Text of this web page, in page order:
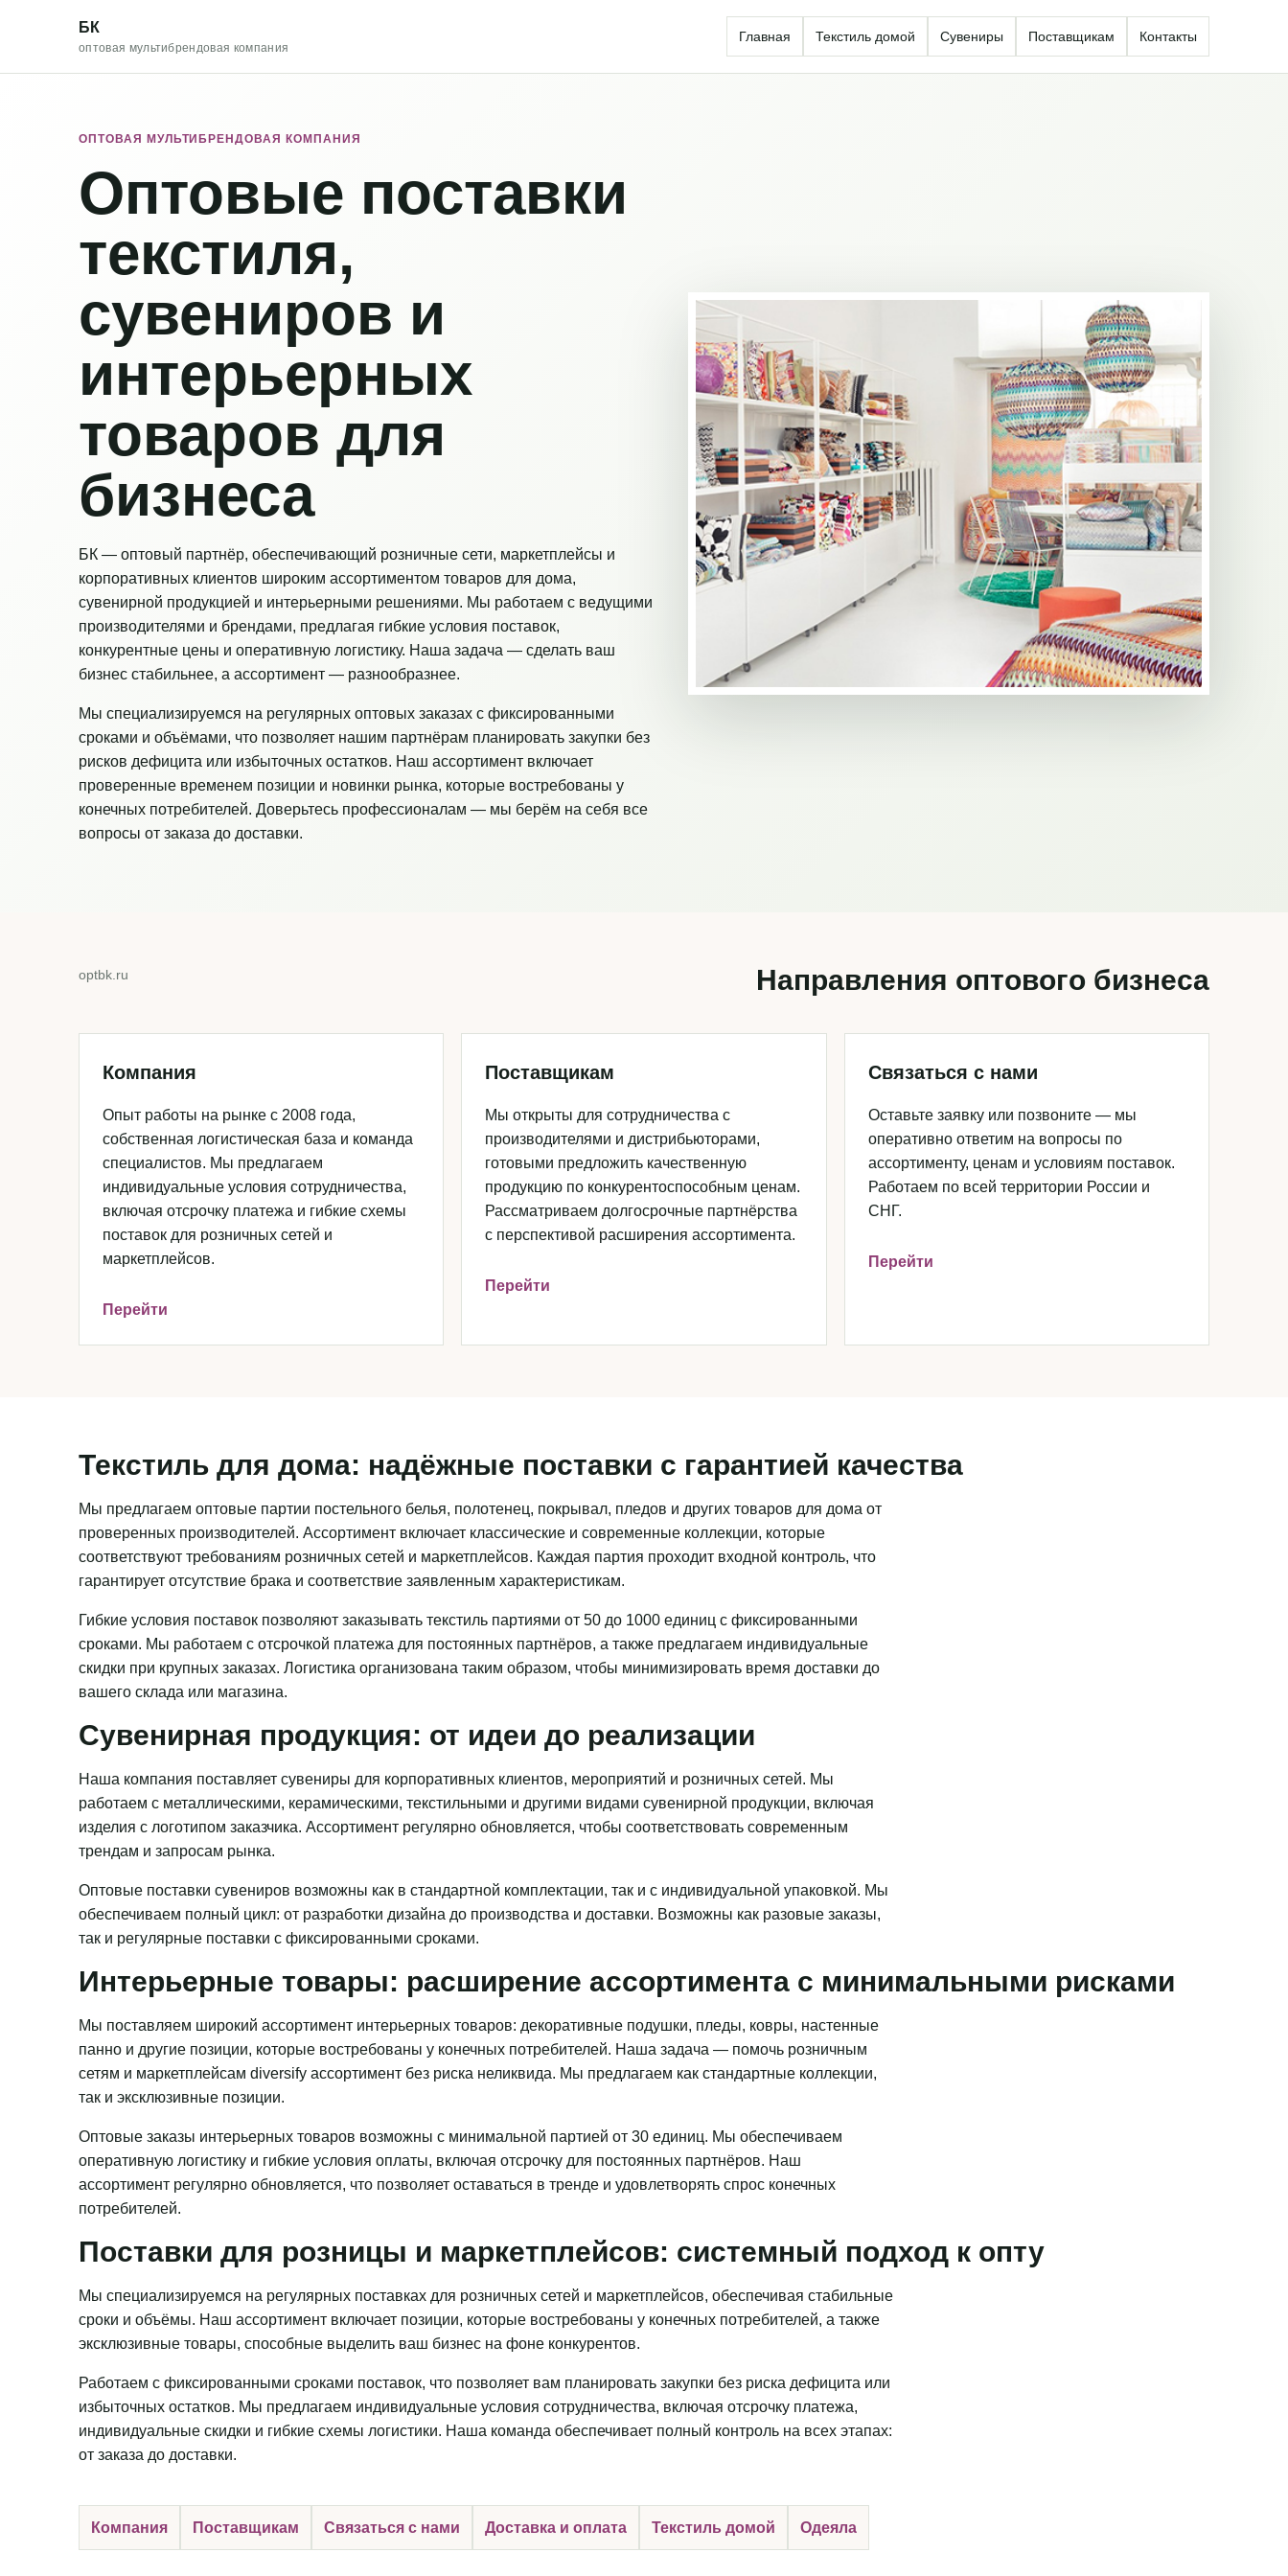
БК
оптовая мультибрендовая компания
Главная Текстиль домой Сувениры Поставщикам Контакты
ОПТОВАЯ МУЛЬТИБРЕНДОВАЯ КОМПАНИЯ
Оптовые поставки
текстиля,
сувениров и
интерьерных
товаров для
бизнеса
БК — оптовый партнёр, обеспечивающий розничные сети, маркетплейсы и
корпоративных клиентов широким ассортиментом товаров для дома,
сувенирной продукцией и интерьерными решениями. Мы работаем с ведущими
производителями и брендами, предлагая гибкие условия поставок,
конкурентные цены и оперативную логистику. Наша задача — сделать ваш
бизнес стабильнее, а ассортимент — разнообразнее.
Мы специализируемся на регулярных оптовых заказах с фиксированными
сроками и объёмами, что позволяет нашим партнёрам планировать закупки без
рисков дефицита или избыточных остатков. Наш ассортимент включает
проверенные временем позиции и новинки рынка, которые востребованы у
конечных потребителей. Доверьтесь профессионалам — мы берём на себя все
вопросы от заказа до доставки.
optbk.ru Направления оптового бизнеса
Компания
Опыт работы на рынке с 2008 года,
собственная логистическая база и команда
специалистов. Мы предлагаем
индивидуальные условия сотрудничества,
включая отсрочку платежа и гибкие схемы
поставок для розничных сетей и
маркетплейсов.
Перейти
Поставщикам
Мы открыты для сотрудничества с
производителями и дистрибьюторами,
готовыми предложить качественную
продукцию по конкурентоспособным ценам.
Рассматриваем долгосрочные партнёрства
с перспективой расширения ассортимента.
Перейти
Связаться с нами
Оставьте заявку или позвоните — мы
оперативно ответим на вопросы по
ассортименту, ценам и условиям поставок.
Работаем по всей территории России и
СНГ.
Перейти
Текстиль для дома: надёжные поставки с гарантией качества
Мы предлагаем оптовые партии постельного белья, полотенец, покрывал, пледов и других товаров для дома от
проверенных производителей. Ассортимент включает классические и современные коллекции, которые
соответствуют требованиям розничных сетей и маркетплейсов. Каждая партия проходит входной контроль, что
гарантирует отсутствие брака и соответствие заявленным характеристикам.
Гибкие условия поставок позволяют заказывать текстиль партиями от 50 до 1000 единиц с фиксированными
сроками. Мы работаем с отсрочкой платежа для постоянных партнёров, а также предлагаем индивидуальные
скидки при крупных заказах. Логистика организована таким образом, чтобы минимизировать время доставки до
вашего склада или магазина.
Сувенирная продукция: от идеи до реализации
Наша компания поставляет сувениры для корпоративных клиентов, мероприятий и розничных сетей. Мы
работаем с металлическими, керамическими, текстильными и другими видами сувенирной продукции, включая
изделия с логотипом заказчика. Ассортимент регулярно обновляется, чтобы соответствовать современным
трендам и запросам рынка.
Оптовые поставки сувениров возможны как в стандартной комплектации, так и с индивидуальной упаковкой. Мы
обеспечиваем полный цикл: от разработки дизайна до производства и доставки. Возможны как разовые заказы,
так и регулярные поставки с фиксированными сроками.
Интерьерные товары: расширение ассортимента с минимальными рисками
Мы поставляем широкий ассортимент интерьерных товаров: декоративные подушки, пледы, ковры, настенные
панно и другие позиции, которые востребованы у конечных потребителей. Наша задача — помочь розничным
сетям и маркетплейсам diversify ассортимент без риска неликвида. Мы предлагаем как стандартные коллекции,
так и эксклюзивные позиции.
Оптовые заказы интерьерных товаров возможны с минимальной партией от 30 единиц. Мы обеспечиваем
оперативную логистику и гибкие условия оплаты, включая отсрочку для постоянных партнёров. Наш
ассортимент регулярно обновляется, что позволяет оставаться в тренде и удовлетворять спрос конечных
потребителей.
Поставки для розницы и маркетплейсов: системный подход к опту
Мы специализируемся на регулярных поставках для розничных сетей и маркетплейсов, обеспечивая стабильные
сроки и объёмы. Наш ассортимент включает позиции, которые востребованы у конечных потребителей, а также
эксклюзивные товары, способные выделить ваш бизнес на фоне конкурентов.
Работаем с фиксированными сроками поставок, что позволяет вам планировать закупки без риска дефицита или
избыточных остатков. Мы предлагаем индивидуальные условия сотрудничества, включая отсрочку платежа,
индивидуальные скидки и гибкие схемы логистики. Наша команда обеспечивает полный контроль на всех этапах:
от заказа до доставки.
Компания Поставщикам Связаться с нами Доставка и оплата Текстиль домой Одеяла